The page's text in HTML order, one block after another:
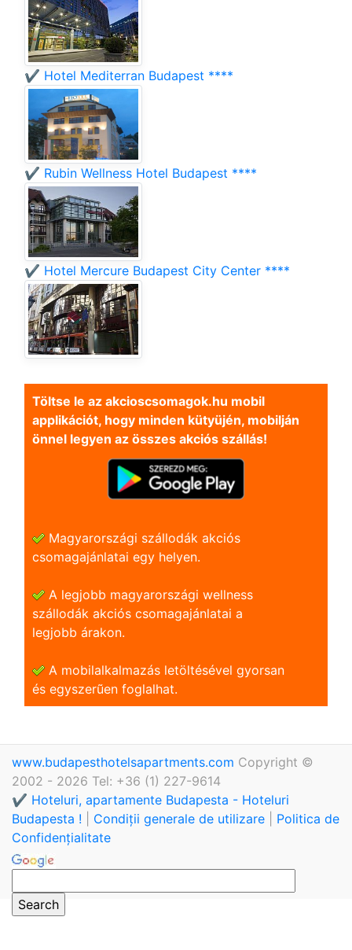
✔️ Hotel Mediterran Budapest ****
✔️ Rubin Wellness Hotel Budapest ****
✔️ Hotel Mercure Budapest City Center ****
Töltse le az akcioscsomagok.hu mobil
applikációt, hogy minden kütyüjén, mobilján
önnel legyen az összes akciós szállás!
Magyarországi szállodák akciós
csomagajánlatai egy helyen.
A legjobb magyarországi wellness
szállodák akciós csomagajánlatai a
legjobb árakon.
A mobilalkalmazás letöltésével gyorsan
és egyszerũen foglalhat.
www.budapesthotelsapartments.com Copyright ©
2002 - 2026 Tel: +36 (1) 227-9614
✔️ Hoteluri, apartamente Budapesta - Hoteluri
Budapesta !
Condiții generale de utilizare
Politica de
Confidențialitate